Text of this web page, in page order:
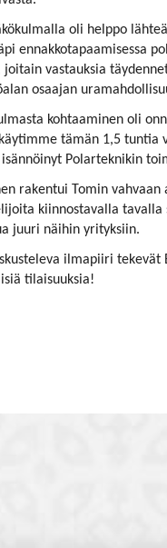
oli helppo
ennakkotapaamisessa
joitain vastauksia
osaajan
kohtaaminen oli
tämän 1,5 tuntia
Polarteknikin
rakentui Tomin
kiinnostavalla tavalla
juuri näihin yrityksiin.
ilmapiiri tekevät
tilaisuuksia!